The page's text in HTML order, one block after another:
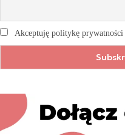
Akceptuję politykę